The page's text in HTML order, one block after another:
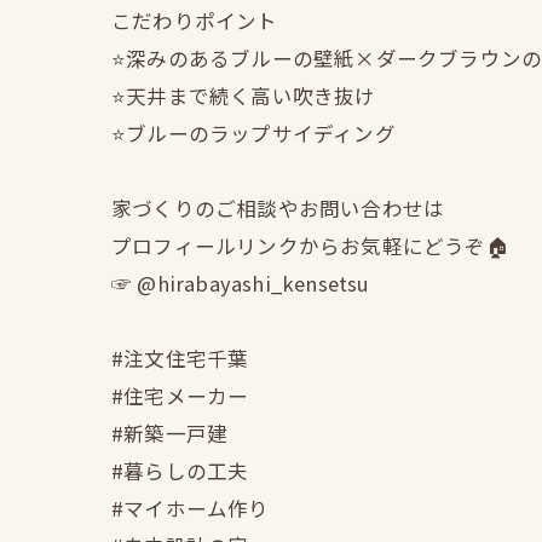
こだわりポイント
⭐️深みのあるブルーの壁紙×ダークブラウン
⭐️天井まで続く高い吹き抜け
⭐️ブルーのラップサイディング
家づくりのご相談やお問い合わせは
プロフィールリンクからお気軽にどうぞ🏠
☞ @hirabayashi_kensetsu
#注文住宅千葉
#住宅メーカー
#新築一戸建
#暮らしの工夫
#マイホーム作り